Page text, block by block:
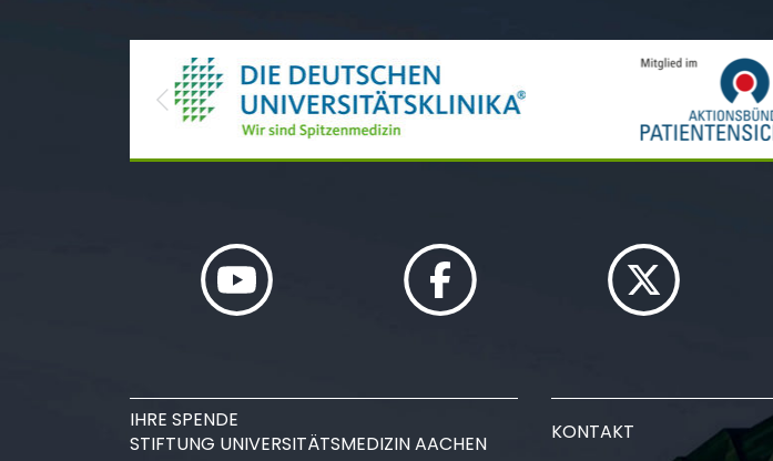
Previous
IHRE SPENDE
STIFTUNG UNIVERSITÄTSMEDIZIN AACHEN
KONTAKT